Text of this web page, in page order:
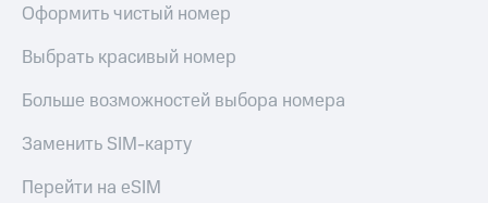
Оформить чистый номер
Выбрать красивый номер
Больше возможностей выбора номера
Заменить SIM-карту
Перейти на eSIM